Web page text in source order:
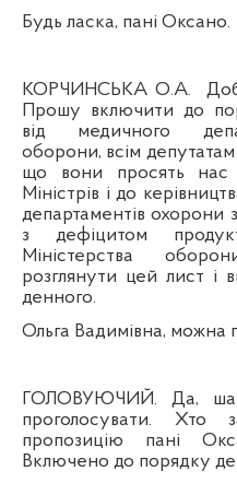
Будь ласка, пані Оксано.
КОРЧИНСЬКА О.А.
Прошу включити до
від медичного
оборони, всім
що вони просять нас
Міністрів і до
департаментів охорони
з дефіцитом
Міністерства
розглянути цей лист і
денного.
Ольга Вадимівна, можна
ГОЛОВУЮЧИЙ. Да,
проголосувати.
пропозицію пані
Включено до порядку